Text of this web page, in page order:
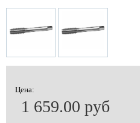
Цена:
1 659.00 руб